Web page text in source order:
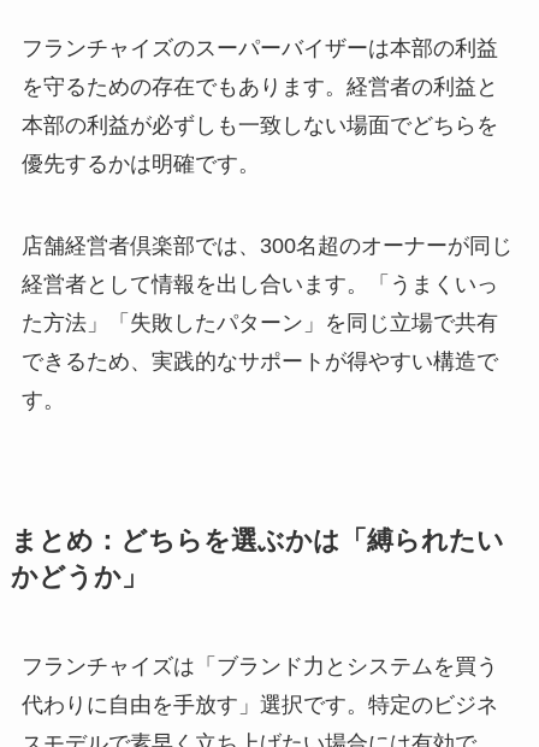
フランチャイズのスーパーバイザーは本部の利益
を守るための存在でもあります。経営者の利益と
本部の利益が必ずしも一致しない場面でどちらを
優先するかは明確です。
店舗経営者倶楽部では、300名超のオーナーが同じ
経営者として情報を出し合います。「うまくいっ
た方法」「失敗したパターン」を同じ立場で共有
できるため、実践的なサポートが得やすい構造で
す。
まとめ：どちらを選ぶかは「縛られたい
かどうか」
フランチャイズは「ブランド力とシステムを買う
代わりに自由を手放す」選択です。特定のビジネ